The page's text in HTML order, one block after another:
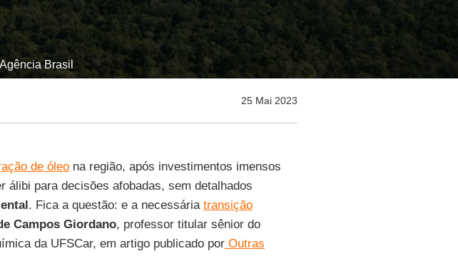
Brasil
25 Mai 2023
de óleona região, após investimentos imensos
álibi para decisões afobadas, sem detalhados
. Fica a questão: e a necessária transição
Campos Giordano, professor titular sênior do
da UFSCar, em artigo publicado porOutras